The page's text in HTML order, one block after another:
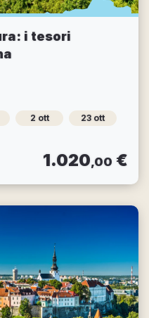
i tesori
2 ott 23 ott
1.020,00 €